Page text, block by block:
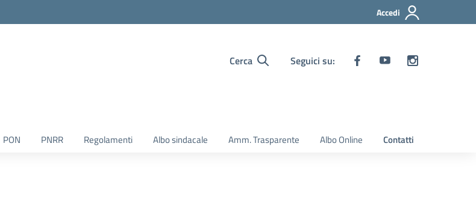
Accedi
Cerca Seguici su:
PON PNRR Regolamenti Albo sindacale Amm. Trasparente Albo Online Contatti